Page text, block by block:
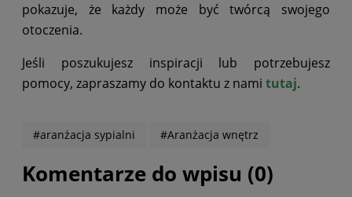
pokazuje, że każdy może być twórcą swojego
otoczenia.
Jeśli poszukujesz inspiracji lub potrzebujesz
pomocy, zapraszamy do kontaktu z nami tutaj.
#aranżacja sypialni #Aranżacja wnętrz
Komentarze do wpisu (0)